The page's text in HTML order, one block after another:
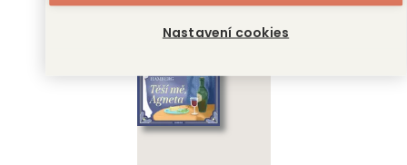
Nastavení cookies